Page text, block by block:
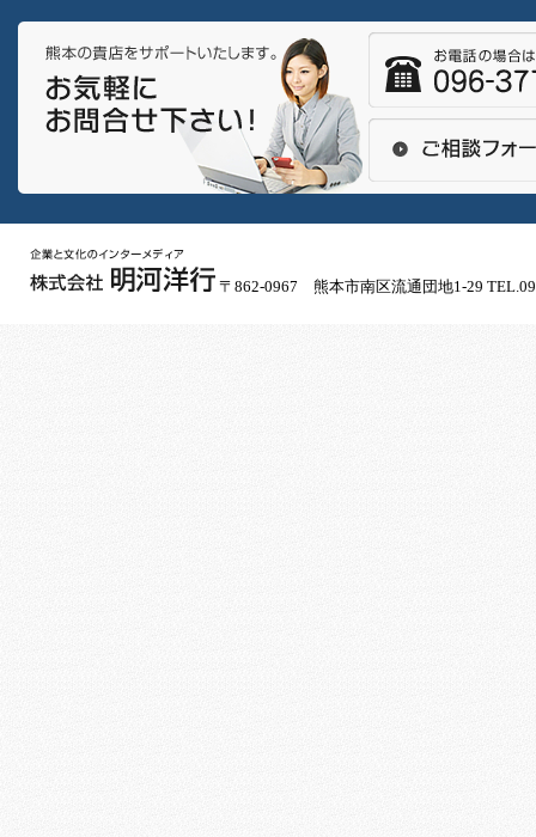
〒862-0967 熊本市南区流通団地1-29